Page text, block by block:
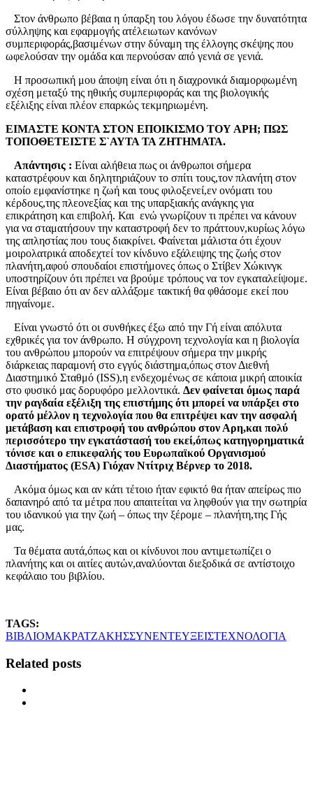
Στον άνθρωπο βέβαια η ύπαρξη του λόγου έδωσε την δυνατότητα
σύλληψης και εφαρμογής ατέλειωτων κανόνων
συμπεριφοράς,βασιμένων στην δύναμη της έλλογης σκέψης που
ωφελούσαν την ομάδα και περνούσαν από γενιά σε γενιά.
Η προσωπική μου άποψη είναι ότι η διαχρονικά διαμορφωμένη
σχέση μεταξύ της ηθικής συμπεριφοράς και της βιολογικής
εξέλιξης είναι πλέον επαρκώς τεκμηριωμένη.
ΕΙΜΑΣΤΕ ΚΟΝΤΑ ΣΤΟΝ ΕΠΟΙΚΙΣΜΟ ΤΟΥ ΑΡΗ; ΠΩΣ
ΤΟΠΟΘΕΤΕΙΣΤΕ Σ`ΑΥΤΑ ΤΑ ΖΗΤΗΜΑΤΑ.
Απάντησις : Είναι αλήθεια πως οι άνθρωποι σήμερα
καταστρέφουν και δηλητηριάζουν το σπίτι τους,τον πλανήτη στον
οποίο εμφανίστηκε η ζωή και τους φιλοξενεί,εν ονόματι του
κέρδους,της πλεονεξίας και της υπαρξιακής ανάγκης για
επικράτηση και επιβολή. Και ενώ γνωρίζουν τι πρέπει να κάνουν
για να σταματήσουν την καταστροφή δεν το πράττουν,κυρίως λόγω
της απληστίας που τους διακρίνει. Φαίνεται μάλιστα ότι έχουν
μοιρολατρικά αποδεχτεί τον κίνδυνο εξάλειψης της ζωής στον
πλανήτη,αφού σπουδαίοι επιστήμονες όπως ο Στίβεν Χώκινγκ
υποστηρίζουν ότι πρέπει να βρούμε τρόπους να τον εγκαταλείψομε.
Είναι βέβαιο ότι αν δεν αλλάξομε τακτική θα φθάσομε εκεί που
πηγαίνομε.
Είναι γνωστό ότι οι συνθήκες έξω από την Γή είναι απόλυτα
εχθρικές για τον άνθρωπο. Η σύγχρονη τεχνολογία και η βιολογία
του ανθρώπου μπορούν να επιτρέψουν σήμερα την μικρής
διάρκειας παραμονή στο εγγύς διάστημα,όπως στον Διεθνή
Διαστημικό Σταθμό (ISS),η ενδεχομένως σε κάποια μικρή αποικία
στο φυσικό μας δορυφόρο μελλοντικά. Δεν φαίνεται όμως παρά
την ραγδαία εξέλιξη της επιστήμης ότι μπορεί να υπάρξει στο
ορατό μέλλον η τεχνολογία που θα επιτρέψει καν την ασφαλή
μετάβαση και επιστροφή του ανθρώπου στον Αρη,και πολύ
περισσότερο την εγκατάστασή του εκεί,όπως κατηγορηματικά
τόνισε και ο επικεφαλής του Ευρωπαϊκού Οργανισμού
Διαστήματος (ESA) Γιόχαν Ντίτριχ Βέρνερ το 2018.
Ακόμα όμως και αν κάτι τέτοιο ήταν εφικτό θα ήταν απείρως πιο
δαπανηρό από τα μέτρα που απαιτείται να ληφθούν για την σωτηρία
του ιδανικού για την ζωή – όπως την ξέρομε – πλανήτη,της Γής
μας.
Τα θέματα αυτά,όπως και οι κίνδυνοι που αντιμετωπίζει ο
πλανήτης και οι αιτίες αυτών,αναλύονται διεξοδικά σε αντίστοιχο
κεφάλαιο του βιβλίου.
TAGS:
ΒΙΒΛΙΟΜΑΚΡΑΤΖΑΚΗΣΣΥΝΕΝΤΕΥΞΕΙΣΤΕΧΝΟΛΟΓΙΑ
Related posts